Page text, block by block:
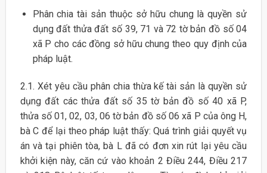
Phân chia tài sản thuộc sở hữu chung là quyền sử
dụng đất thửa đất số 39, 71 và 72 tờ bản đồ số 04
xã P cho các đồng sở hữu chung theo quy định của
pháp luật.
2.1. Xét yêu cầu phân chia thừa kế tài sản là quyền sử
dụng đất các thửa đất số 35 tờ bản đồ số 40 xã P,
thửa số 01, 02, 03, 06 tờ bản đồ số 06 xã P của ông H,
bà C để lại theo pháp luật thấy: Quá trình giải quyết vụ
án và tại phiên tòa, bà L đã có đơn xin rút lại yêu cầu
khởi kiện này, căn cứ vào khoản 2 Điều 244, Điều 217